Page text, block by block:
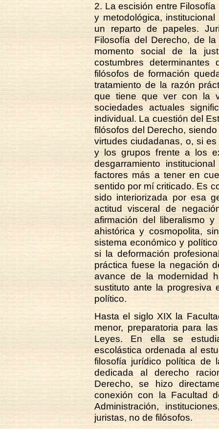
2. La escisión entre
y metodológica,
un reparto de papeles.
Filosofía del Derecho, de
momento social de la
costumbres
filósofos de formación
tratamiento de la razón
que tiene que ver con la
sociedades actuales
individual. La cuestión del
filósofos del Derecho,
virtudes ciudadanas, o, si
y los grupos frente a los
desgarramiento
factores más a tener en
sentido por mí criticado. Es
sido interiorizada por esa
actitud visceral de
afirmación del liberalismo
ahistórica y cosmopolita,
sistema económico y
si la deformación
práctica fuese la negación
avance de la modernidad
sustituto ante la progresiva
político.
Hasta el siglo XIX la
menor, preparatoria para
Leyes. En ella se
escolástica ordenada al
filosofía jurídico política de
dedicada al derecho
Derecho, se hizo
conexión con la Facultad
Administración,
juristas, no de filósofos.